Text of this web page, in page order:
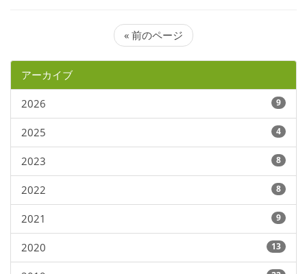
« 前のページ
アーカイブ
2026 9
2025 4
2023 8
2022 8
2021 9
2020 13